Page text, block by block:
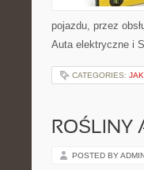
pojazdu, przez
Auta elektryczne i
CATEGORIES:
ROŚLINY
POSTED BY